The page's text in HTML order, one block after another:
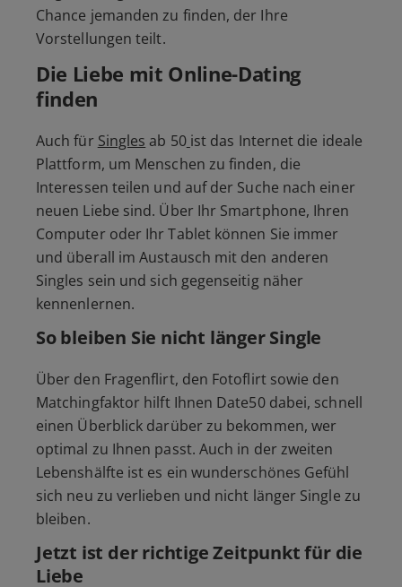
Chance jemanden zu finden, der Ihre
Vorstellungen teilt.
Die Liebe mit Online-Dating
finden
Auch für Singles ab 50 ist das Internet die ideale
Plattform, um Menschen zu finden, die
Interessen teilen und auf der Suche nach einer
neuen Liebe sind. Über Ihr Smartphone, Ihren
Computer oder Ihr Tablet können Sie immer
und überall im Austausch mit den anderen
Singles sein und sich gegenseitig näher
kennenlernen.
So bleiben Sie nicht länger Single
Über den Fragenflirt, den Fotoflirt sowie den
Matchingfaktor hilft Ihnen Date50 dabei, schnell
einen Überblick darüber zu bekommen, wer
optimal zu Ihnen passt. Auch in der zweiten
Lebenshälfte ist es ein wunderschönes Gefühl
sich neu zu verlieben und nicht länger Single zu
bleiben.
Jetzt ist der richtige Zeitpunkt für die
Liebe